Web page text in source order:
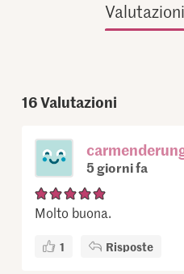
Valutazioni
16Valutazioni
5 giorni fa
Molto buona.
1 Risposte